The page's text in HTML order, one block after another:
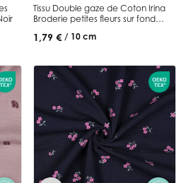
Tissu Double gaze de Coton Irina
Broderie petites fleurs sur fond
1,79 € / 10 cm